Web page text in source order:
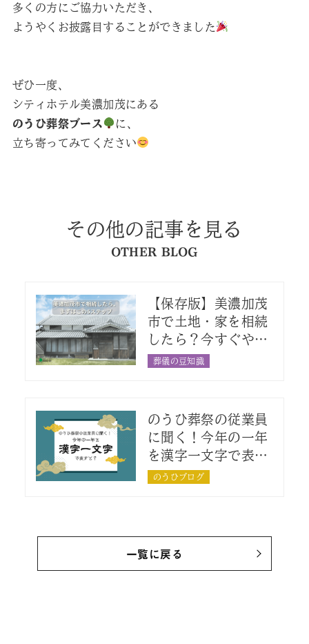
多くの方にご協力いただき、
ようやくお披露目することができました
ぜひ一度、
シティホテル美濃加茂にある
のうひ葬祭ブース
に、
立ち寄ってみてください
その他の記事を見る
OTHER BLOG
【保存版】美濃加茂
市で土地・家を相続
したら？今すぐやる
べき5つの手続き
葬儀の豆知識
のうひ葬祭の従業員
に聞く！今年の一年
を漢字一文字で表す
と？
のうひブログ
一覧に戻る